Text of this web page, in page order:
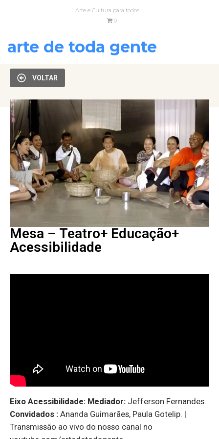
Arte e Cultura para todos
0
arte de toda gente
VOLTAR
Mesa – Teatro+ Educação+
Acessibilidade
Eixo Acessibilidade: Mediador: Jefferson Fernandes.
Convidados : Ananda Guimarães, Paula Gotelip. |
Transmissão ao vivo do nosso canal no